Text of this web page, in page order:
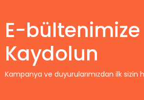
E-bültenimize
Kaydolun
Kampanya ve duyurularımızdan ilk sizin